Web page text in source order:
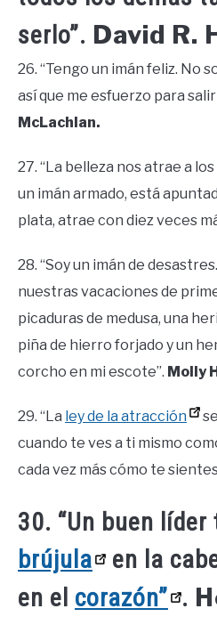
serlo”. David R.
26. “Tengo un imán feliz. No
así que me esfuerzo para
McLachlan.
27. “La belleza nos atrae a
un imán armado, está
plata, atrae con diez veces
28. “Soy un imán de
nuestras vacaciones de
picaduras de medusa, una
piña de hierro forjado y un
corcho en mi escote”. Molly
29. “La ley de la atracción
cuando te ves a ti mismo
cada vez más cómo te
30. “Un buen
brújula
en la
en el corazón” .